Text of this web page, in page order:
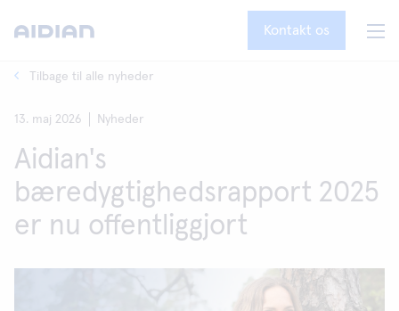
Kontakt os
Tilbage til alle nyheder
13. maj 2026 Nyheder
Aidian's
bæredygtighedsrapport 2025
er nu offentliggjort